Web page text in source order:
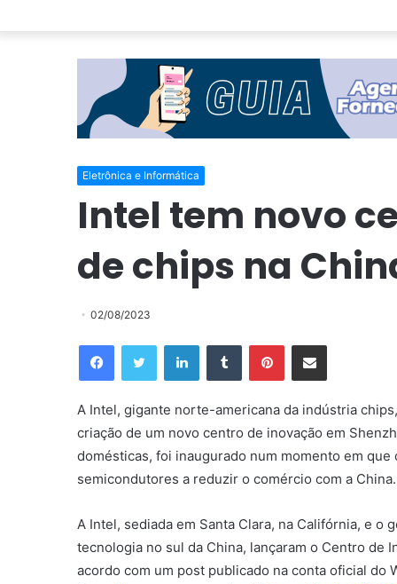
Eletrônica e Informática
Intel tem novo
de chips na
02/08/2023
A Intel, gigante norte-americana da indústria
criação de um novo centro de inovação em
domésticas, foi inaugurado num momento em
semicondutores a reduzir o comércio com a China.
A Intel, sediada em Santa Clara, na Califórnia, e
tecnologia no sul da China, lançaram o Centro de
acordo com um post publicado na conta oficial do